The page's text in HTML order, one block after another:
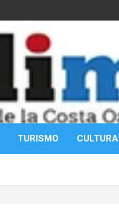
TURISMO CULTURA